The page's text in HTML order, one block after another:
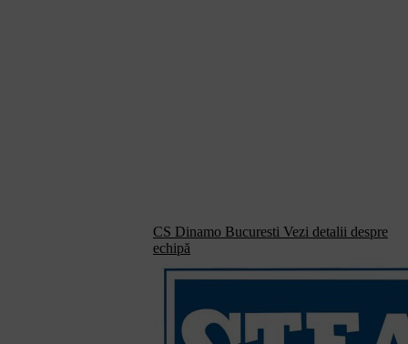
CS Dinamo Bucuresti Vezi detalii despre
echipă